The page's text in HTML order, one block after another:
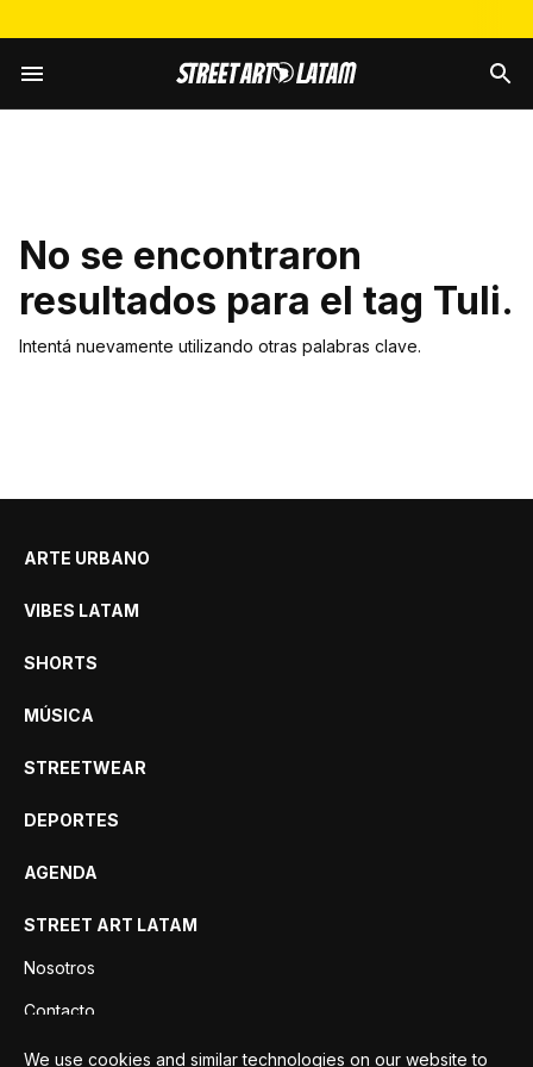
No se encontraron
resultados para el tag Tuli.
Intentá nuevamente utilizando otras palabras clave.
ARTE URBANO
VIBES LATAM
SHORTS
MÚSICA
STREETWEAR
DEPORTES
AGENDA
STREET ART LATAM
Nosotros
Contacto
Privacidad
We use cookies and similar technologies on our website to